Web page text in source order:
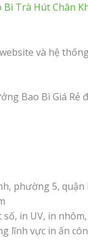
Bì Trà Hút Chân
và hệ
Bao Bì Giá
phường 5, quận
in UV, in
lĩnh vực in ấn